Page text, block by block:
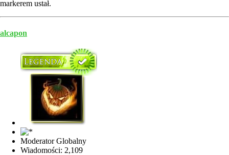
markerem ustał.
alcapon
Moderator Globalny
Wiadomości: 2,109